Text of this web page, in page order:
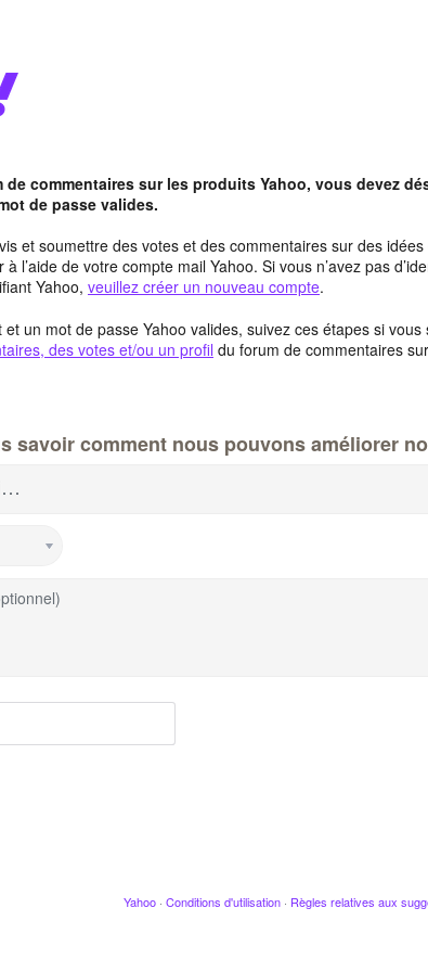
de commentaires sur les produits Yahoo, vous devez
de passe valides.
et soumettre des votes et des commentaires sur des
l’aide de votre compte mail Yahoo. Si vous n’avez pas
Yahoo, veuillez créer un nouveau compte.
un mot de passe Yahoo valides, suivez ces étapes si vous
des votes et/ou un profil du forum de commentaires
savoir comment nous pouvons améliorer
Yahoo · Conditions d'utilisation · Règles relatives aux